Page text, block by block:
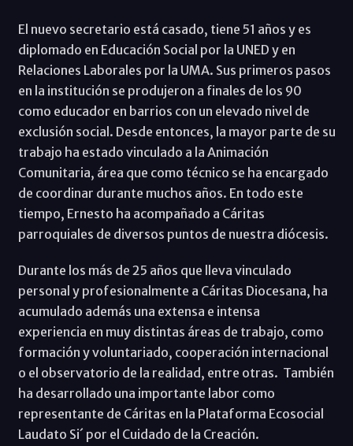
El nuevo secretario está casado, tiene 51 años y es
diplomado en Educación Social por la UNED y en
Relaciones Laborales por la UMA. Sus primeros pasos
en la institución se produjeron a finales de los 90
como educador en barrios con un elevado nivel de
exclusión social. Desde entonces, la mayor parte de su
trabajo ha estado vinculado a la Animación
Comunitaria, área que como técnico se ha encargado
de coordinar durante muchos años. En todo este
tiempo, Ernesto ha acompañado a Cáritas
parroquiales de diversos puntos de nuestra diócesis.
Durante los más de 25 años que lleva vinculado
personal y profesionalmente a Cáritas Diocesana, ha
acumulado además una extensa e intensa
experiencia en muy distintas áreas de trabajo, como
formación y voluntariado, cooperación internacional
o el observatorio de la realidad, entre otras. También
ha desarrollado una importante labor como
representante de Cáritas en la Plataforma Ecosocial
Laudato Si´ por el Cuidado de la Creación.